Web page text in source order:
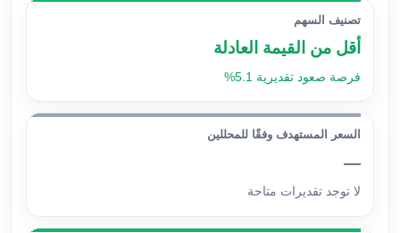
تصنيف السهم
أقل من القيمة العادلة
فرصة صعود تقديرية 5.1%
السعر المستهدف وفقًا للمحللين
—
لا توجد تقديرات متاحة